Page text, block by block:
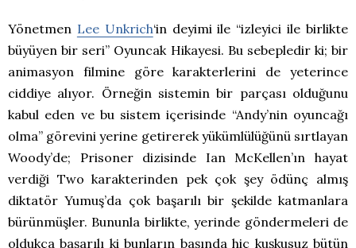
Yönetmen Lee Unkrich‘in deyimi ile “izleyici ile birlikte
büyüyen bir seri” Oyuncak Hikayesi. Bu sebepledir ki; bir
animasyon filmine göre karakterlerini de yeterince
ciddiye alıyor. Örneğin sistemin bir parçası olduğunu
kabul eden ve bu sistem içerisinde “Andy’nin oyuncağı
olma” görevini yerine getirerek yükümlülüğünü sırtlayan
Woody’de; Prisoner dizisinde Ian McKellen’ın hayat
verdiği Two karakterinden pek çok şey ödünç almış
diktatör Yumuş’da çok başarılı bir şekilde katmanlara
bürünmüşler. Bununla birlikte, yerinde göndermeleri de
oldukça başarılı ki bunların başında hiç kuşkusuz bütün